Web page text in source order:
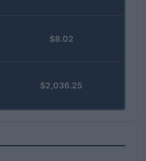
$8.02
$2,036.25